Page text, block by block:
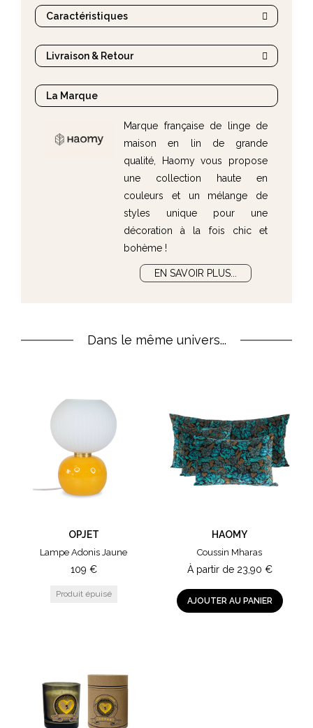
avec sa garniture.
Caractéristiques
Livraison & Retour
La Marque
Marque française de linge de
maison en lin de grande
qualité, Haomy vous propose
une collection haute en
couleurs et un mélange de
styles unique pour une
décoration à la fois chic et
bohème !
EN SAVOIR PLUS...
Dans le même univers...
OPJET
Lampe Adonis Jaune
109 €
HAOMY
Coussin Mharas
À partir de 23,90 €
AJOUTER AU PANIER